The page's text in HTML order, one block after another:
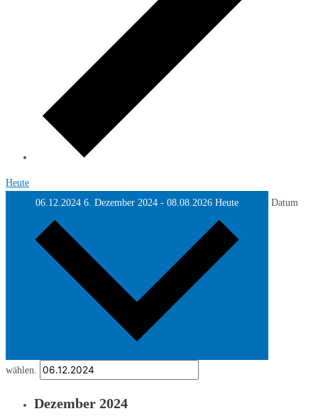
Heute
06.12.2024 6. Dezember 2024 - 08.08.2026 Heute Datum
wählen.
Dezember 2024